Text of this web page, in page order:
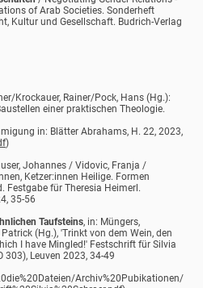
of Arab Societies. Sonderheft
Kultur und Gesellschaft. Budrich-Verlag
Krockauer, Rainer/Pock, Hans (Hg.):
einer praktischen Theologie.
in: Blätter Abrahams, H. 22, 2023,
)
Johannes / Vidovic, Franja /
Ketzer:innen Heilige. Formen
Festgabe für Theresia Heimerl.
35-56
Taufsteins, in: Müngers,
(Hg.), 'Trinkt von dem Wein, den
I have Mingled!' Festschrift für Silvia
303), Leuven 2023, 34-49
Archiv%20Pubikationen/